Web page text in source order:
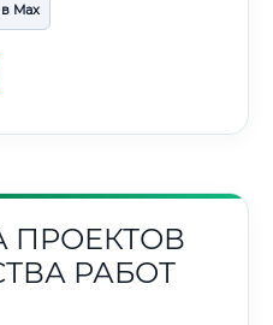
Max
ПРОЕКТОВ
РАБОТ